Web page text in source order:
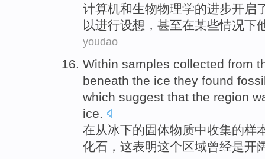
计算机和生物物理学的进步开启
以进行设想 ，甚至在某些情况下
youdao
Within samples collected from
beneath the ice they found
which suggest that the region
ice.
在从冰下的固体物质中收集的样
化石 ， 这表明这个区域曾经是开